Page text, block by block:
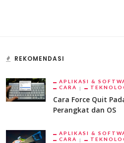
REKOMENDASI
APLIKASI &
CARA
Cara Force Quit
Perangkat dan OS
APLIKASI &
CARA